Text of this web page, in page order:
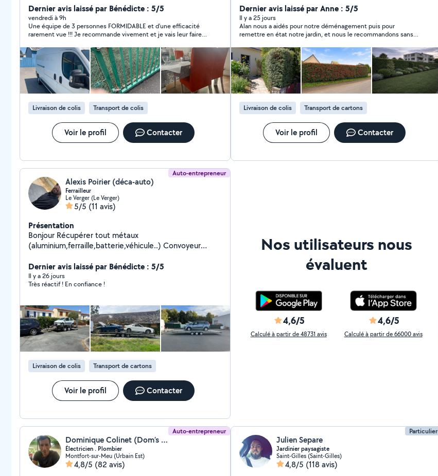
vider votre garage ainsi que vider grenier tout sorte de
manutention faire votre courses N'hésitez pas à me
contacter pour plus d'infos. À bientôt !
Dernier avis laissé par Bénédicte : 5/5
vendredi à 9h
Une équipe de 3 personnes FORMIDABLE et d'une efficacité
rarement vue !!! Je recommande vivement et je vais leur faire
Livraison de colis Transport de colis
Voir le profil Contacter
Débroussaillage Remise en état du jardin Désherbage
Avec moi profitez du crédit d'impôt de -50%
Dernier avis laissé par Anne : 5/5
Il y a 25 jours
Alan nous a aidés pour notre déménagement puis pour
remettre en état notre jardin, et nous le recommandons sans
grande qualité du début à la fin. Il est ponctuel, soigneux et
très investi. C'est vraiment agréable de pouvoir compter sur
quelqu'un d'aussi fiable. Encore un grand merci !
Livraison de colis Transport de cartons
Voir le profil Contacter
Auto-entrepreneur
Alexis Poirier (déca-auto)
Ferrailleur
Le Verger (Le Verger)
5/5 (11 avis)
Présentation
Bonjour Récupérer tout métaux
(aluminium,ferraille,batterie,véhicule..) Convoyeur
Dernier avis laissé par Bénédicte : 5/5
Il y a 26 jours
Très réactif ! En confiance !
Livraison de colis Transport de cartons
Voir le profil Contacter
Nos utilisateurs nous
évaluent
4,6/5
Calculé à partir de 48731 avis
4,6/5
Calculé à partir de 66000 avis
Auto-entrepreneur
Dominique Colinet (Dom’s services)
Électricien . Plombier
Montfort-sur-Meu (Urbain Est)
4,8/5 (82 avis)
Particulier
Julien Separe
Jardinier paysagiste
Saint-Gilles (Saint-Gilles)
4,8/5 (118 avis)